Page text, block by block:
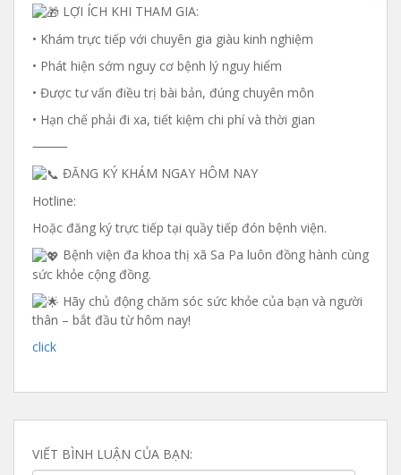
LỢI ÍCH KHI THAM GIA:
• Khám trực tiếp với chuyên gia giàu kinh nghiệm
• Phát hiện sớm nguy cơ bệnh lý nguy hiểm
• Được tư vấn điều trị bài bản, đúng chuyên môn
• Hạn chế phải đi xa, tiết kiệm chi phí và thời gian
⸻
ĐĂNG KÝ KHÁM NGAY HÔM NAY
Hotline:
Hoặc đăng ký trực tiếp tại quầy tiếp đón bệnh viện.
Bệnh viện đa khoa thị xã Sa Pa luôn đồng hành cùng
sức khỏe cộng đồng.
Hãy chủ động chăm sóc sức khỏe của bạn và người
thân – bắt đầu từ hôm nay!
click
VIẾT BÌNH LUẬN CỦA BẠN: